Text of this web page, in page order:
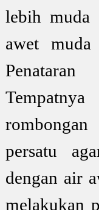
lebih muda
awet
persatu
dengan air
melakukan